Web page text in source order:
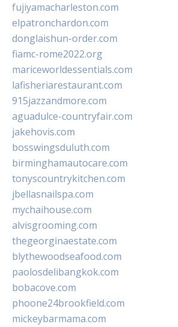
fujiyamacharleston.com
elpatronchardon.com
donglaishun-order.com
fiamc-rome2022.org
mariceworldessentials.com
lafisheriarestaurant.com
915jazzandmore.com
aguadulce-countryfair.com
jakehovis.com
bosswingsduluth.com
birminghamautocare.com
tonyscountrykitchen.com
jbellasnailspa.com
mychaihouse.com
alvisgrooming.com
thegeorginaestate.com
blythewoodseafood.com
paolosdelibangkok.com
bobacove.com
phoone24brookfield.com
mickeybarmama.com